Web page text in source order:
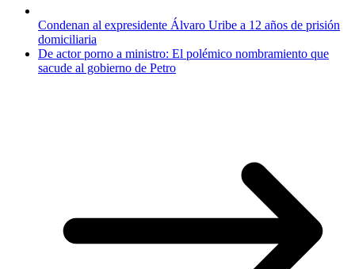
Condenan al expresidente Álvaro Uribe a 12 años de prisión
domiciliaria
De actor porno a ministro: El polémico nombramiento que
sacude al gobierno de Petro